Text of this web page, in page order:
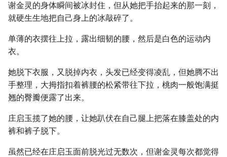
谢金灵的身体瞬间被冰封住，但从她把手抬起来的那一刻，
就硬生生地把自己身上的冰敲碎了。
单薄的衣摆往上拉，露出细韧的腰，然后是白色的运动内
衣。
她脱下衣服，又脱掉内衣，头发已经变得凌乱，但她腾不出
手整理，大拇指扣着裤腰的松紧带往下拉，桃肉一般饱满挺
翘的臀瓣便露了出来。
庄启玉揽了她的腰，让她趴伏在自己腿上把落在膝盖处的内
裤和裤子脱下。
虽然已经在庄启玉面前脱光过无数次，但谢金灵每次都觉得